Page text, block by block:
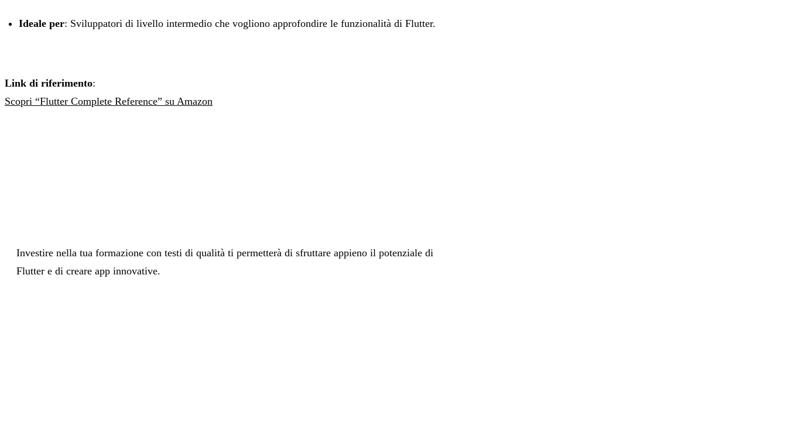
Ideale per: Sviluppatori di livello intermedio che vogliono approfondire le funzionalità di Flutter.
Link di riferimento:
Scopri “Flutter Complete Reference” su Amazon
Investire nella tua formazione con testi di qualità ti permetterà di sfruttare appieno il potenziale di
Flutter e di creare app innovative.